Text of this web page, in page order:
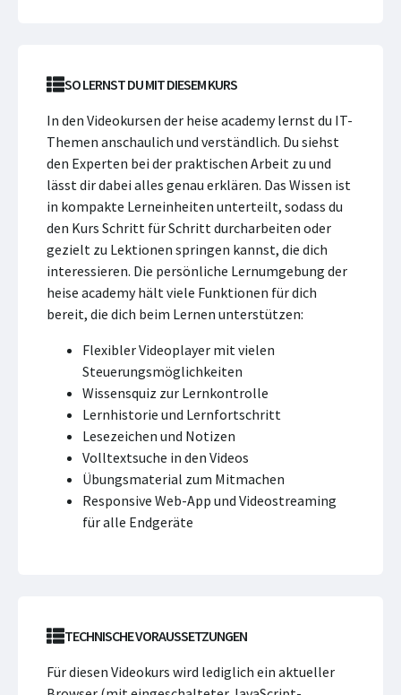
SO LERNST DU MIT DIESEM KURS
In den Videokursen der heise academy lernst du IT-
Themen anschaulich und verständlich. Du siehst
den Experten bei der praktischen Arbeit zu und
lässt dir dabei alles genau erklären. Das Wissen ist
in kompakte Lerneinheiten unterteilt, sodass du
den Kurs Schritt für Schritt durcharbeiten oder
gezielt zu Lektionen springen kannst, die dich
interessieren. Die persönliche Lernumgebung der
heise academy hält viele Funktionen für dich
bereit, die dich beim Lernen unterstützen:
Flexibler Videoplayer mit vielen
Steuerungsmöglichkeiten
Wissensquiz zur Lernkontrolle
Lernhistorie und Lernfortschritt
Lesezeichen und Notizen
Volltextsuche in den Videos
Übungsmaterial zum Mitmachen
Responsive Web-App und Videostreaming
für alle Endgeräte
TECHNISCHE VORAUSSETZUNGEN
Für diesen Videokurs wird lediglich ein aktueller